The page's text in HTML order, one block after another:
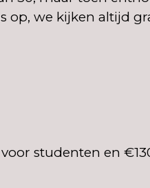
op, we kijken altijd
studenten en